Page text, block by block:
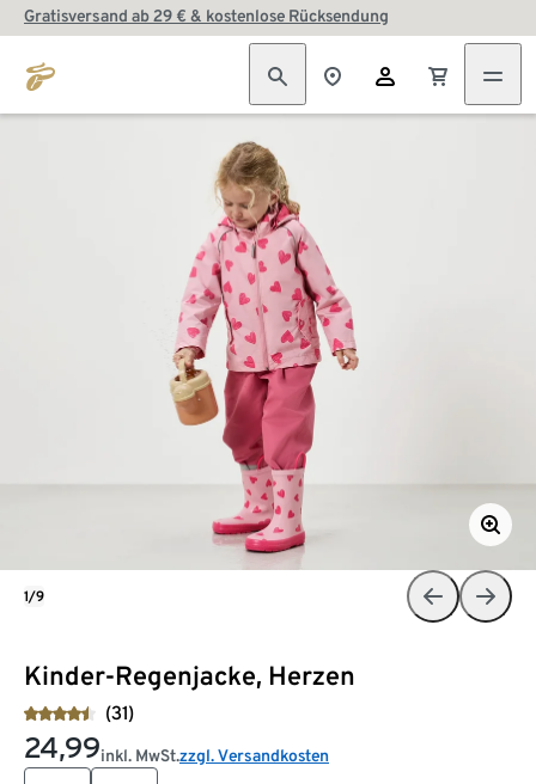
Gratisversand ab 29 € & kostenlose Rücksendung
Kinder-Regenjacke, Herzen
(31)
24,99inkl. MwSt.zzgl. Versandkosten
1/9